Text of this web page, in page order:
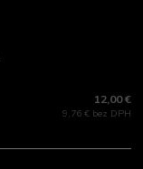
12,00 €
9,76 € bez DPH